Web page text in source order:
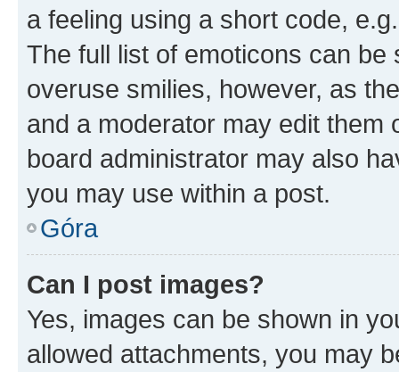
a feeling using a short code,
The full list of emoticons can
overuse smilies, however, as
and a moderator may edit them
board administrator may also
you may use within a post.
Góra
Can I post images?
Yes, images can be shown in
allowed attachments, you may